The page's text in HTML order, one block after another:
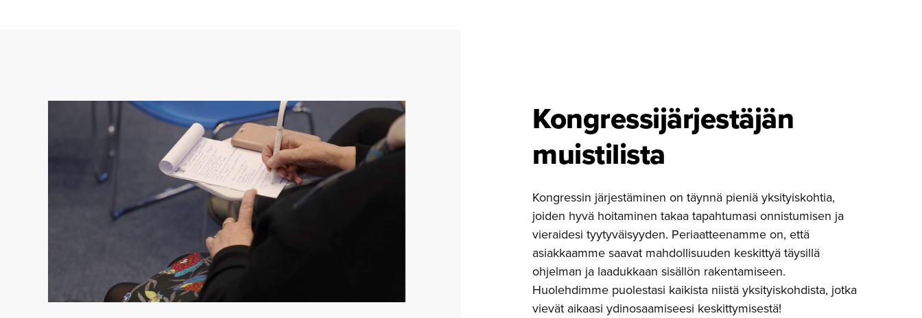
Kongressi­jär­jes­täjän
muistilista
Kongressin järjestäminen on täynnä pieniä yksityiskohtia,
joiden hyvä hoitaminen takaa tapahtumasi onnistumisen ja
vieraidesi tyytyväisyyden. Periaatteenamme on, että
asiakkaamme saavat mahdollisuuden keskittyä täysillä
ohjelman ja laadukkaan sisällön rakentamiseen.
Huolehdimme puolestasi kaikista niistä yksityiskohdista, jotka
vievät aikaasi ydinosaamiseesi keskittymisestä!